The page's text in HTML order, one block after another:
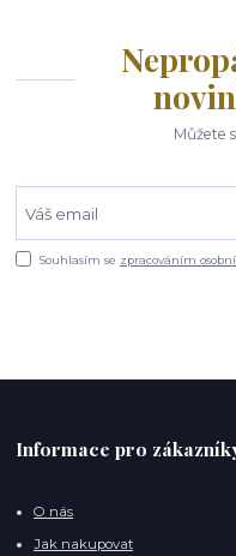
Můžete
Souhlasím se zpracováním
Informace pro
O nás
Jak nakupovat